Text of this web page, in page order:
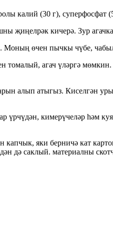
калий (30 г), суперфосфат
җиңелрәк кичерә. Зур
Моның өчен пычкы чүбе,
томалый, агач үләргә
алып атыгыз. Киселгән
үрчүдән, кимерүчеләр һәм
яки берничә кат
дә саклый. материалны